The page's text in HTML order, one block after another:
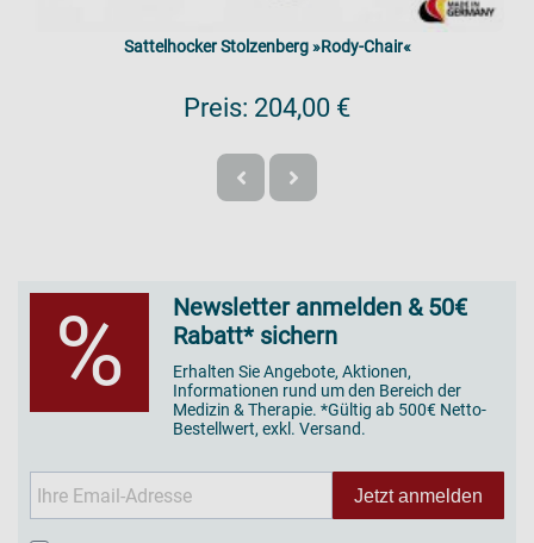
Sattelhocker Stolzenberg »Rody-Chair«
Preis: 204,00 €
%
Newsletter anmelden & 50€
Rabatt* sichern
Erhalten Sie Angebote, Aktionen,
Informationen rund um den Bereich der
Medizin & Therapie. *Gültig ab 500€ Netto-
Bestellwert, exkl. Versand.
Jetzt anmelden